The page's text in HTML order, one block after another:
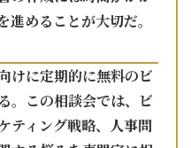
めることが大切だ。
けに定期的に無料のビ
。この相談会では、ビ
ティング戦略、人事問